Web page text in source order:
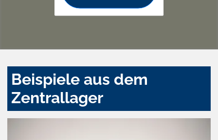
Beispiele aus dem
Zentrallager